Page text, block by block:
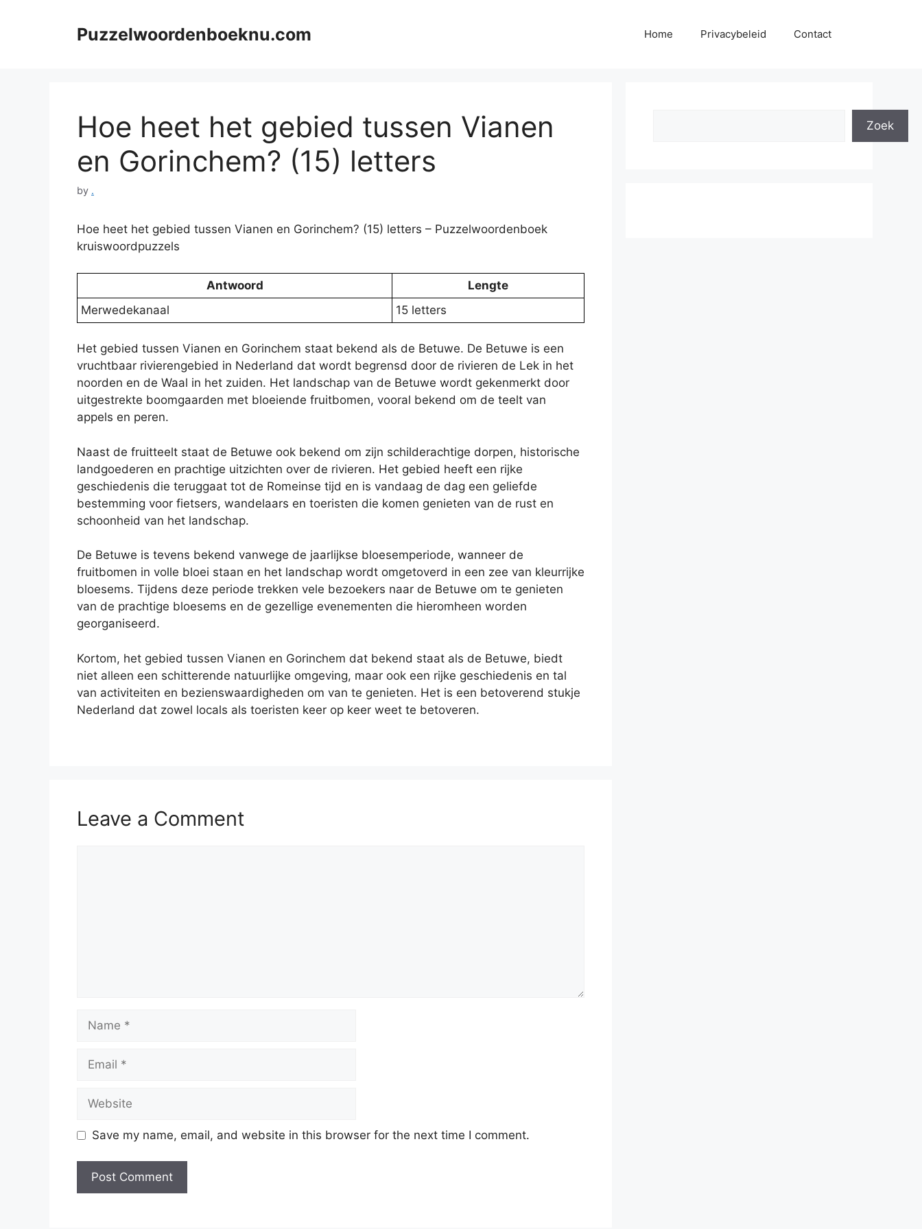
Puzzelwoordenboeknu.com Home Privacybeleid Contact
Hoe heet het gebied tussen Vianen
en Gorinchem? (15) letters
by .
Hoe heet het gebied tussen Vianen en Gorinchem? (15) letters – Puzzelwoordenboek
kruiswoordpuzzels
Antwoord
Lengte
Merwedekanaal
15 letters
Het gebied tussen Vianen en Gorinchem staat bekend als de Betuwe. De Betuwe is een
vruchtbaar rivierengebied in Nederland dat wordt begrensd door de rivieren de Lek in het
noorden en de Waal in het zuiden. Het landschap van de Betuwe wordt gekenmerkt door
uitgestrekte boomgaarden met bloeiende fruitbomen, vooral bekend om de teelt van
appels en peren.
Naast de fruitteelt staat de Betuwe ook bekend om zijn schilderachtige dorpen, historische
landgoederen en prachtige uitzichten over de rivieren. Het gebied heeft een rijke
geschiedenis die teruggaat tot de Romeinse tijd en is vandaag de dag een geliefde
bestemming voor fietsers, wandelaars en toeristen die komen genieten van de rust en
schoonheid van het landschap.
De Betuwe is tevens bekend vanwege de jaarlijkse bloesemperiode, wanneer de
fruitbomen in volle bloei staan en het landschap wordt omgetoverd in een zee van kleurrijke
bloesems. Tijdens deze periode trekken vele bezoekers naar de Betuwe om te genieten
van de prachtige bloesems en de gezellige evenementen die hieromheen worden
georganiseerd.
Kortom, het gebied tussen Vianen en Gorinchem dat bekend staat als de Betuwe, biedt
niet alleen een schitterende natuurlijke omgeving, maar ook een rijke geschiedenis en tal
van activiteiten en bezienswaardigheden om van te genieten. Het is een betoverend stukje
Nederland dat zowel locals als toeristen keer op keer weet te betoveren.
Leave a Comment
Save my name, email, and website in this browser for the next time I comment.
Zoek